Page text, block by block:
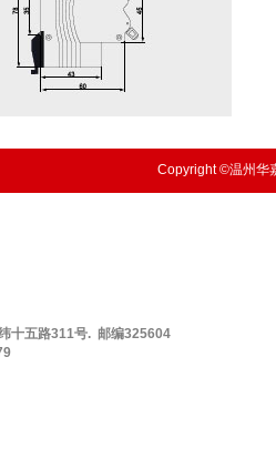
Copyright ©温州华
十五路311号. 邮编325604